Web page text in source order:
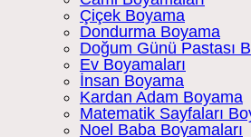
Çiçek Boyama
Dondurma Boyama
Doğum Günü Pastası
Ev Boyamaları
İnsan Boyama
Kardan Adam Boyama
Matematik Sayfaları
Noel Baba Boyamaları